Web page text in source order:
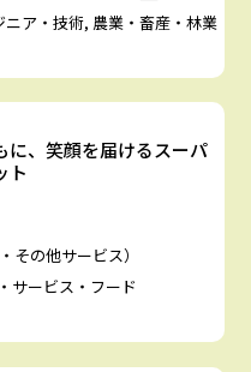
ア・技術, 農業・畜産・林業
に、笑顔を届けるスーパ
ト
その他サービス）
サービス・フード